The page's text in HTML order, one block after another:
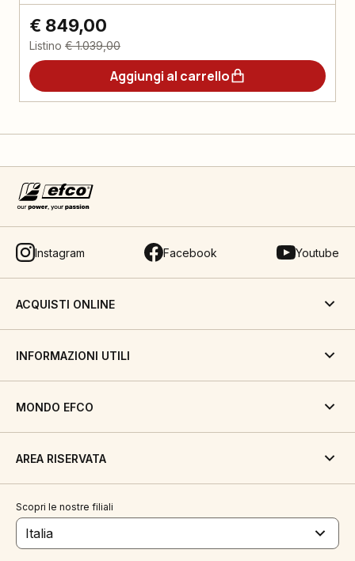
€ 849,00
Listino € 1.039,00
Aggiungi al carrello
Instagram Facebook Youtube
ACQUISTI ONLINE
INFORMAZIONI UTILI
MONDO EFCO
AREA RISERVATA
Scopri le nostre filiali
Italia